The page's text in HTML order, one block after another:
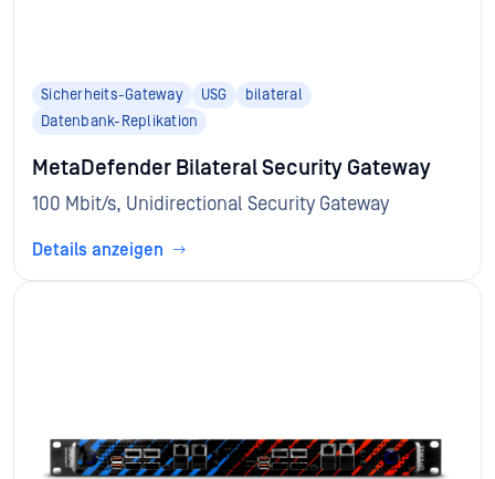
Sicherheits-Gateway USG
bilateral
Datenbank-Replikation
MetaDefender Bilateral Security Gateway
100 Mbit/s, Unidirectional Security Gateway
Details anzeigen